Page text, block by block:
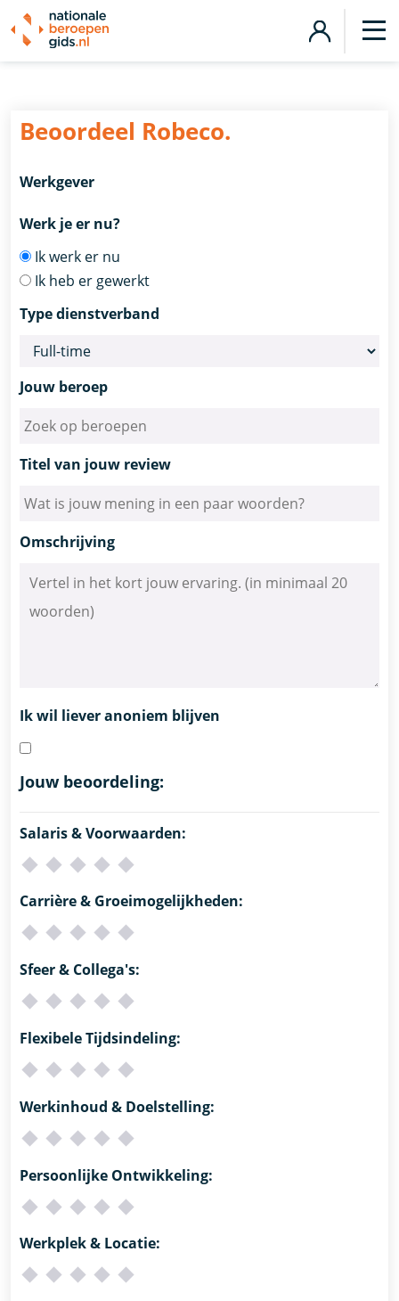
Beoordeel Robeco.
Werkgever
Werk je er nu?
Ik werk er nu
Ik heb er gewerkt
Type dienstverband
Jouw beroep
Titel van jouw review
Omschrijving
Ik wil liever anoniem blijven
Jouw beoordeling:
Salaris & Voorwaarden:
Carrière & Groeimogelijkheden:
Sfeer & Collega's:
Flexibele Tijdsindeling:
Werkinhoud & Doelstelling:
Persoonlijke Ontwikkeling:
Werkplek & Locatie: